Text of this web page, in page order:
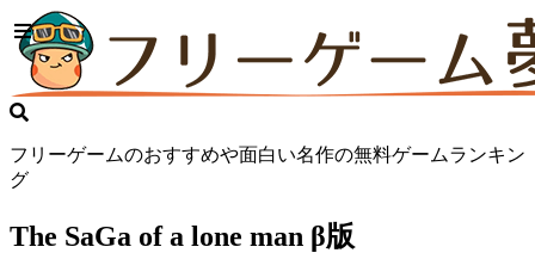
フリーゲームのおすすめや面白い名作の無料ゲームランキン
グ
The SaGa of a lone man β版